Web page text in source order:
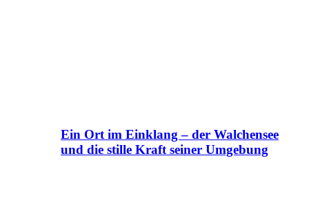
Ein Ort im Einklang – der Walchensee
und die stille Kraft seiner Umgebung